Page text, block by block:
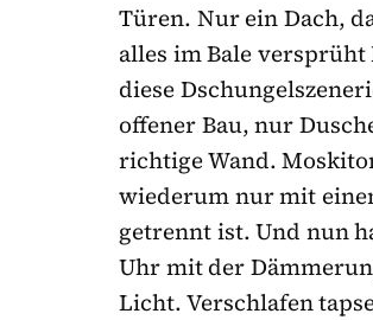
Türen. Nur ein Dach,
alles im Bale
diese
offener Bau, nur
richtige Wand.
wiederum nur mit
getrennt ist. Und nun
Uhr mit der
Licht. Verschlafen